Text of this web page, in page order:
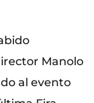
Manolo
al evento